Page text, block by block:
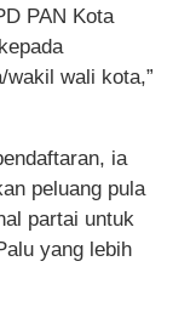
PAN Kota
wali kota,”
ia
peluang pula
partai untuk
yang lebih